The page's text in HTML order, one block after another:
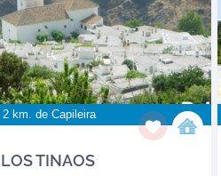
2 km. de Capileira
LOS TINAOS